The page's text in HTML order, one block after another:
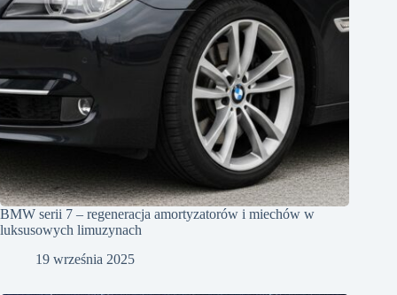
BMW serii 7 – regeneracja amortyzatorów i miechów w
luksusowych limuzynach
19 września 2025